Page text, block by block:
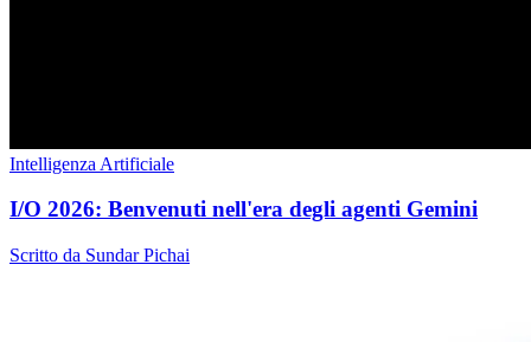
Intelligenza Artificiale
I/O 2026: Benvenuti nell'era degli agenti Gemini
Scritto da Sundar Pichai